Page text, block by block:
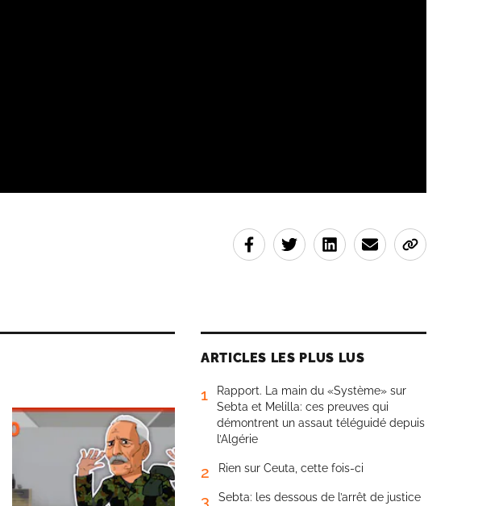
ARTICLES LES PLUS LUS
1
Rapport. La main du «Système» sur
Sebta et Melilla: ces preuves qui
démontrent un assaut téléguidé depuis
l’Algérie
2 Rien sur Ceuta, cette fois-ci
3
Sebta: les dessous de l’arrêt de justice